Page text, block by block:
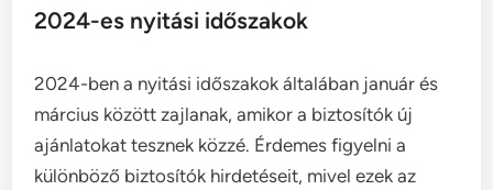
2024-es nyitási időszakok
2024-ben a nyitási időszakok általában január és
március között zajlanak, amikor a biztosítók új
ajánlatokat tesznek közzé. Érdemes figyelni a
különböző biztosítók hirdetéseit, mivel ezek az